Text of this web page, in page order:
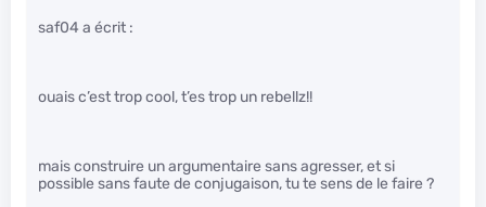
saf04 a écrit :
ouais c’est trop cool, t’es trop un rebellz!!
mais construire un argumentaire sans agresser, et si
possible sans faute de conjugaison, tu te sens de le faire ?